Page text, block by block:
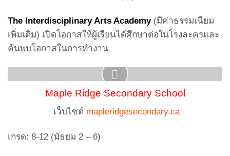
The Interdisciplinary Arts Academy(มีค่าธรรมเนียม
เพิ่มเติม) เปิดโอกาสให้ผู้เรียนได้ศึกษาต่อในโรงละครและ
ค้นพบโอกาสในการทำงาน
Maple Ridge Secondary School
เว็บไซต์ mapleridgesecondary.ca
เกรด: 8-12 (มัธยม 2 – 6)